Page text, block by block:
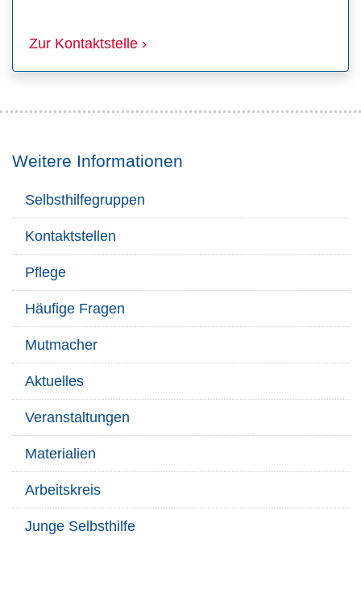
Zur Kontaktstelle ›
Weitere Informationen
Selbsthilfegruppen
Kontaktstellen
Pflege
Häufige Fragen
Mutmacher
Aktuelles
Veranstaltungen
Materialien
Arbeitskreis
Junge Selbsthilfe